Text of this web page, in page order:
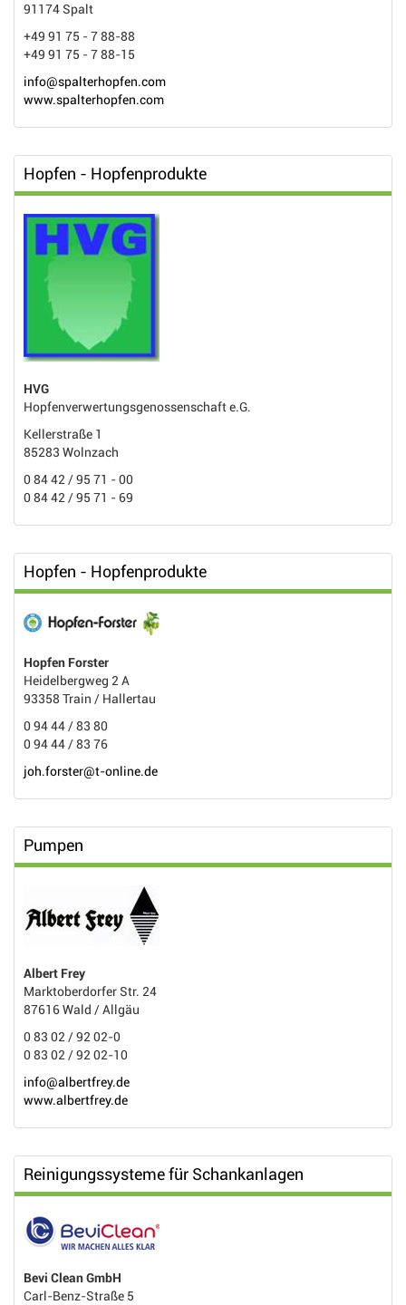
91174 Spalt
+49 91 75 - 7 88-88
+49 91 75 - 7 88-15
info@spalterhopfen.com
www.spalterhopfen.com
Hopfen - Hopfenprodukte
HVG
Hopfenverwertungsgenossenschaft e.G.
Kellerstraße 1
85283 Wolnzach
0 84 42 / 95 71 - 00
0 84 42 / 95 71 - 69
Hopfen - Hopfenprodukte
Hopfen Forster
Heidelbergweg 2 A
93358 Train / Hallertau
0 94 44 / 83 80
0 94 44 / 83 76
joh.forster@t-online.de
Pumpen
Albert Frey
Marktoberdorfer Str. 24
87616 Wald / Allgäu
0 83 02 / 92 02-0
0 83 02 / 92 02-10
info@albertfrey.de
www.albertfrey.de
Reinigungssysteme für Schankanlagen
Bevi Clean GmbH
Carl-Benz-Straße 5